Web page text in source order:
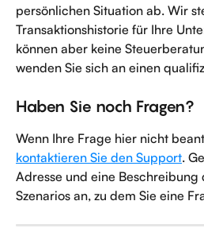
persönlichen Situation ab. Wir
Transaktionshistorie für Ihre
können aber keine
wenden Sie sich an einen
Haben Sie noch Fragen?
Wenn Ihre Frage hier nicht
kontaktieren Sie den Support.
Adresse und eine Beschreibung
Szenarios an, zu dem Sie eine